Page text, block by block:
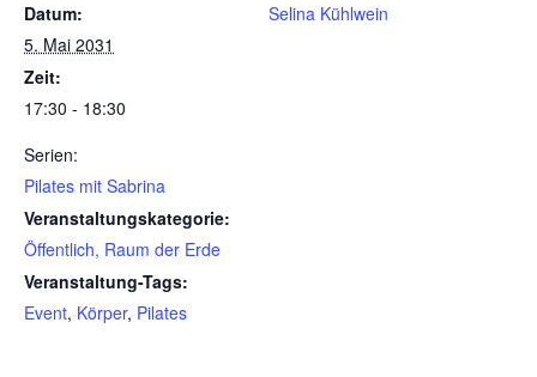
Datum:
5. Mai 2031
Zeit:
17:30 - 18:30
Serien:
Pilates mit Sabrina
Veranstaltungskategorie:
Öffentlich, Raum der Erde
Veranstaltung-Tags:
Event, Körper, Pilates
Selina Kühlwein